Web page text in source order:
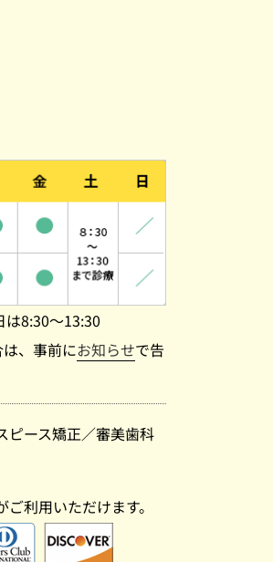
8:30～13:30
、事前にお知らせで告
ピース矯正／審美歯科
利用いただけます。